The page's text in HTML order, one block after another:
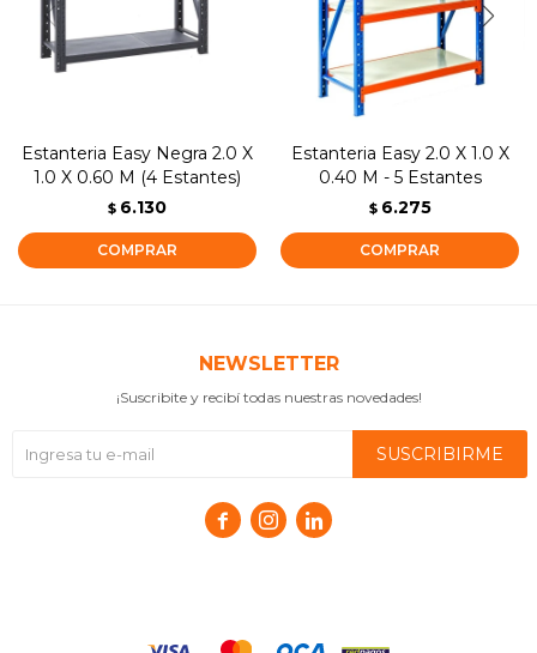
Estanteria Easy Negra 2.0 X
1.0 X 0.60 M (4 Estantes)
$ 6.130
Estanteria Easy 2.0 X 1.0 X
0.40 M - 5 Estantes
$ 6.275
NEWSLETTER
¡Suscribite y recibí todas nuestras novedades!
SUSCRIBIRME
  